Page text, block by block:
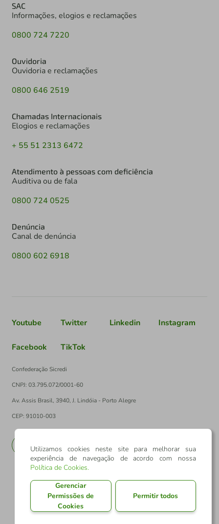
SAC
Informações, elogios e reclamações
0800 724 7220
Ouvidoria
Ouvidoria e reclamações
0800 646 2519
Chamadas Internacionais
Elogios e reclamações
+ 55 51 2313 6472
Atendimento à pessoas com deficiência
Auditiva ou de fala
0800 724 0525
Denúncia
Canal de denúncia
0800 602 6918
Youtube Twitter Linkedin Instagram
Facebook TikTok
Confederação Sicredi
CNPJ: 03.795.072/0001-60
Av. Assis Brasil, 3940, J. Lindóia - Porto Alegre
CEP: 91010-003
Utilizamos cookies neste site para melhorar sua
experiência de navegação de acordo com nossa
Política de Cookies.
Gerenciar
Permissões de
Cookies
Permitir todos